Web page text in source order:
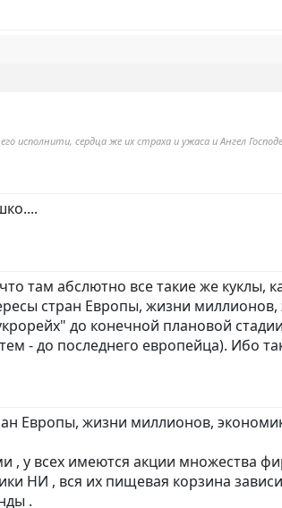
исполнити, сердца же их страха и ужаса и Ангел
там абслютно все такие же куклы,
стран Европы, жизни миллионов,
до конечной плановой
- до последнего европейца). Ибо
Европы, жизни миллионов,
, у всех имеются акции множества
НИ , вся их пищевая корзина
.